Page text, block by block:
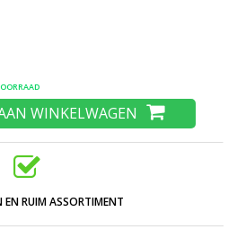
WINKELWAGEN
EN RUIM ASSORTIMENT